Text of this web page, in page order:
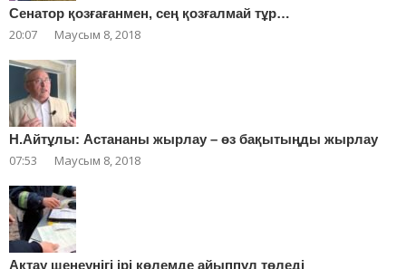
Сенатор қозғағанмен, сең қозғалмай тұр…
20:07 Маусым 8, 2018
Н.Айтұлы: Астананы жырлау – өз бақытыңды жырлау
07:53 Маусым 8, 2018
Ақтау шенеунігі ірі көлемде айыппұл төледі